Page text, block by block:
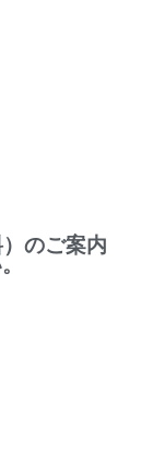
のご案内